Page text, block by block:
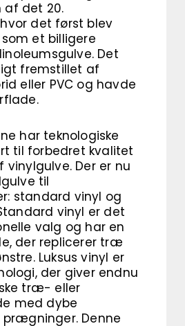
af det 20.
det først blev
et billigere
Det
fremstillet af
eller PVC og havde
har teknologiske
til forbedret kvalitet
Der er nu
til
standard vinyl og
vinyl er det
valg og har en
der replicerer træ
Luksus vinyl er
der giver endnu
træ- eller
med dybe
prægninger. Denne